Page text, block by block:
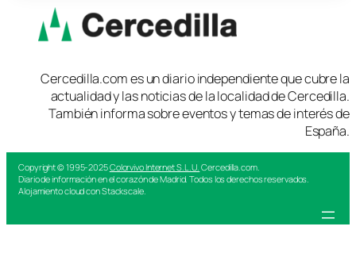
Cercedilla.com es un diario independiente que cubre la
actualidad y las noticias de la localidad de Cercedilla.
También informa sobre eventos y temas de interés de
España.
Copyright © 1995-2025Colorvivo Internet S.L.U. Cercedilla.com.
Diario de información en el corazón de Madrid. Todos los derechos reservados.
Alojamiento cloud con Stackscale.